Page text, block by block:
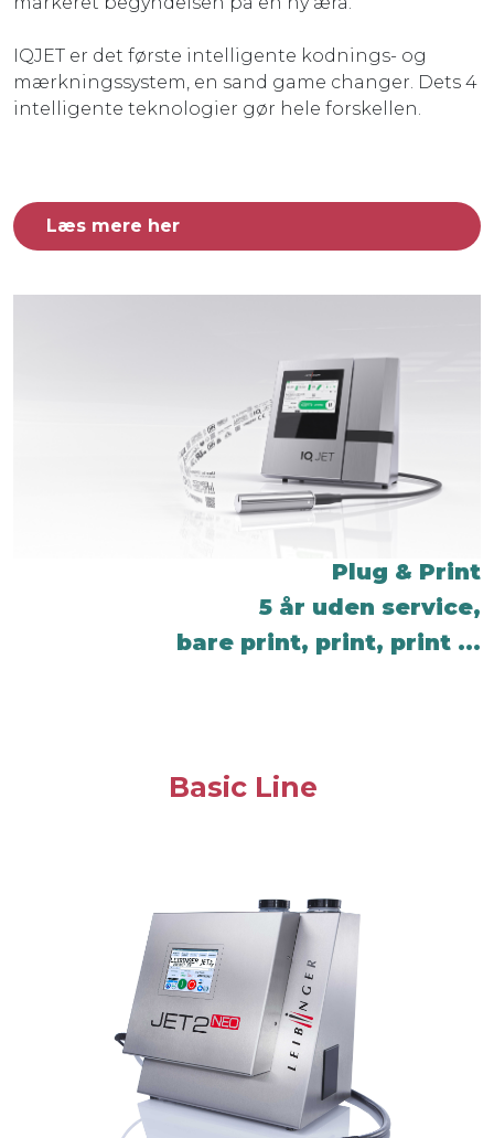
IQJET er det første intelligente kodnings- og
mærkningssystem, en sand game changer. Dets 4
intelligente teknologier gør hele forskellen.
Læs mere her
Plug & Print
5 år uden service,
bare print, print, print ...
Basic Line